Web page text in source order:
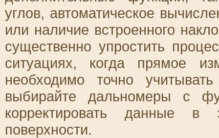
углов, автоматическое
или наличие встроенного
существенно упростить
ситуациях, когда прямое
необходимо точно
выбирайте дальномеры с
корректировать данные в
поверхности.